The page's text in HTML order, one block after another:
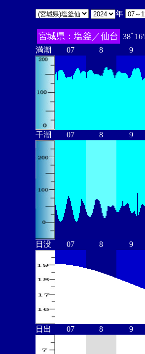
年
宮城県：塩釜／仙台
38ﾟ
満潮
07 8 9
干潮 07 8 9
日没 07 8 9
日出 07 8 9